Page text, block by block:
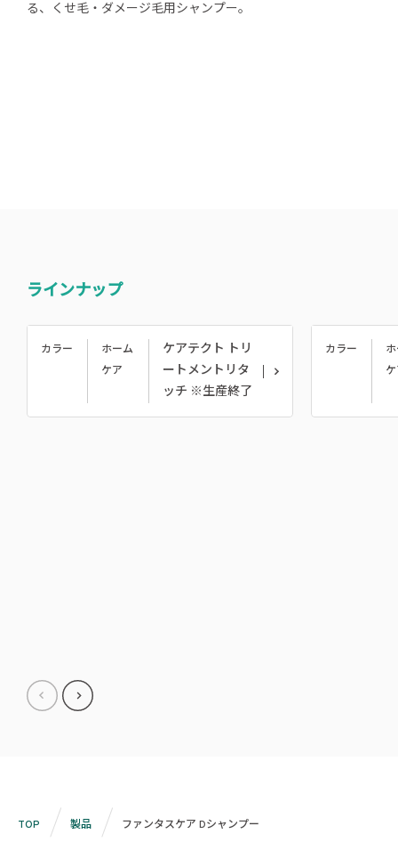
る、くせ毛・ダメージ毛用シャンプー。
ラインナップ
カラー
ホーム
ケア
ケアテクト トリ
ートメントリタ
ッチ ※生産終了
カラー
TOP 製品 ファンタスケア Dシャンプー